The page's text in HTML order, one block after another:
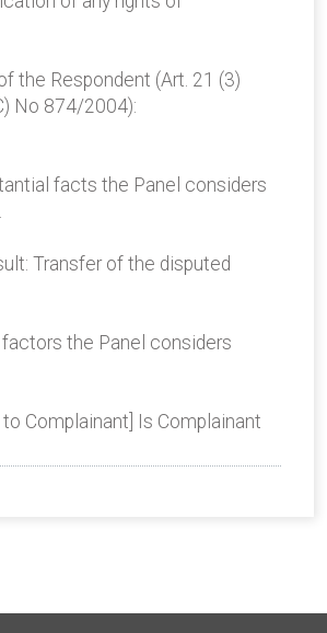
the Respondent (Art. 21 (3)
No 874/2004):
facts the Panel considers
Transfer of the disputed
factors the Panel considers
Complainant] Is Complainant